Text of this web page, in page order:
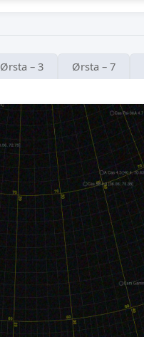
Ørsta – 3 Ørsta – 7